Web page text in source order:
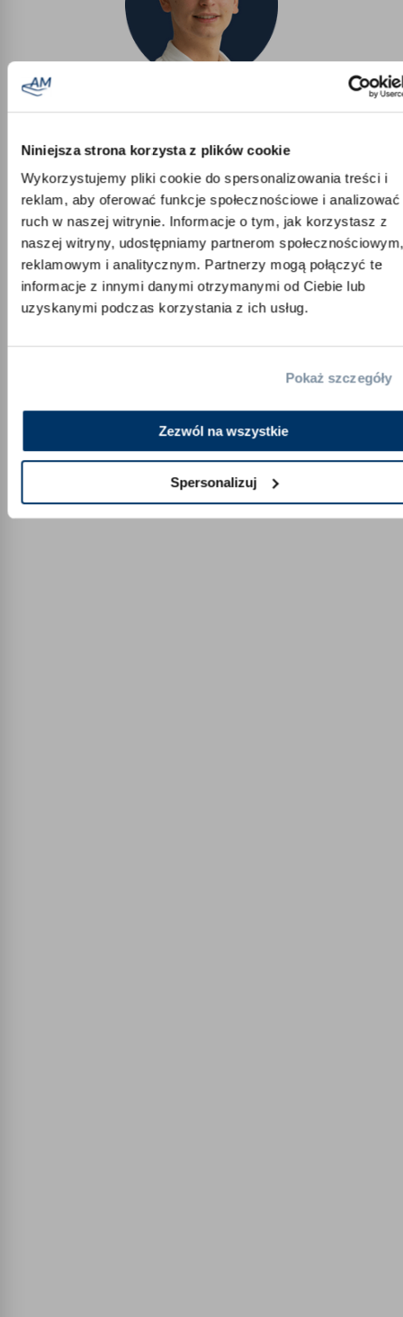
Niniejsza strona korzysta z plików cookie
Wykorzystujemy pliki cookie do spersonalizowania treści i
reklam, aby oferować funkcje społecznościowe i analizować
ruch w naszej witrynie. Informacje o tym, jak korzystasz z
naszej witryny, udostępniamy partnerom społecznościowym,
reklamowym i analitycznym. Partnerzy mogą połączyć te
informacje z innymi danymi otrzymanymi od Ciebie lub
uzyskanymi podczas korzystania z ich usług.
Pokaż szczegóły
Zezwól na wszystkie
Spersonalizuj
Tom